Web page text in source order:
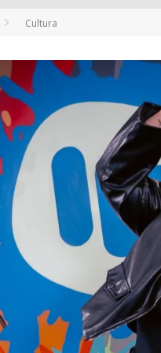
YAN TRAZ A TURNÊ NACIONAL DO
Cultura